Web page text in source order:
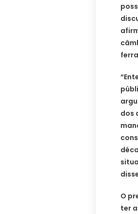
dos
O
ter